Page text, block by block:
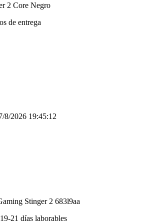
2 Core Negro
de entrega
8/2026 19:45:12
Stinger 2 683l9aa
21 días laborables